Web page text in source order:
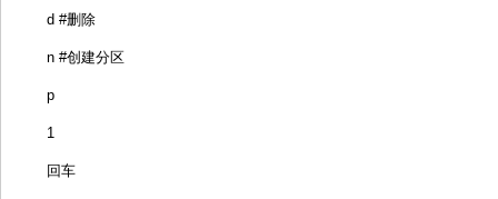
d #删除
n #创建分区
p
1
回车